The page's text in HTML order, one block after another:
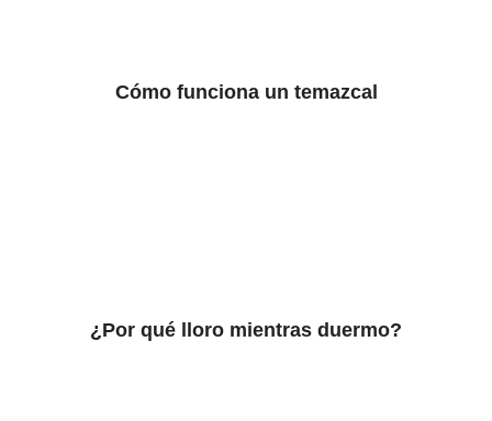
Cómo funciona un temazcal
¿Por qué lloro mientras duermo?